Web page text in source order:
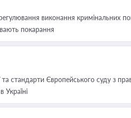
виконання кримінальних
покарання
та стандарти Європейського суду з
Україні